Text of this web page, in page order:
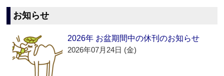
お知らせ
2026年 お盆期間中の休刊のお知らせ
2026年07月24日 (金)